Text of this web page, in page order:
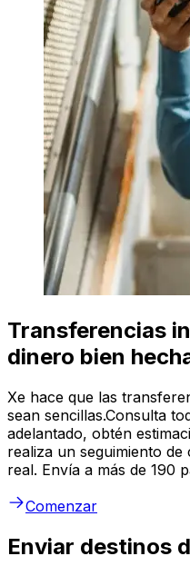
Transferencias
dinero bien
Xe hace que las
sean sencillas.Consulta
adelantado, obtén
realiza un seguimiento
real. Envía a más de 190
Comenzar
Enviar destinos